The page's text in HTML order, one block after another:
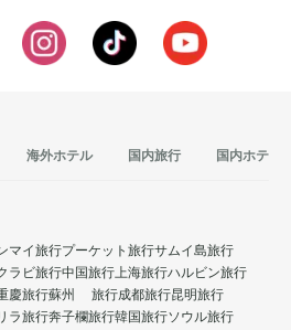
海外ホテル 国内旅行 国内ホテル
マイ旅行プーケット旅行サムイ島旅行
ラビ旅行中国旅行上海旅行ハルビン旅行
慶旅行蘇州 旅行成都旅行昆明旅行
ラ旅行奔子欄旅行韓国旅行ソウル旅行